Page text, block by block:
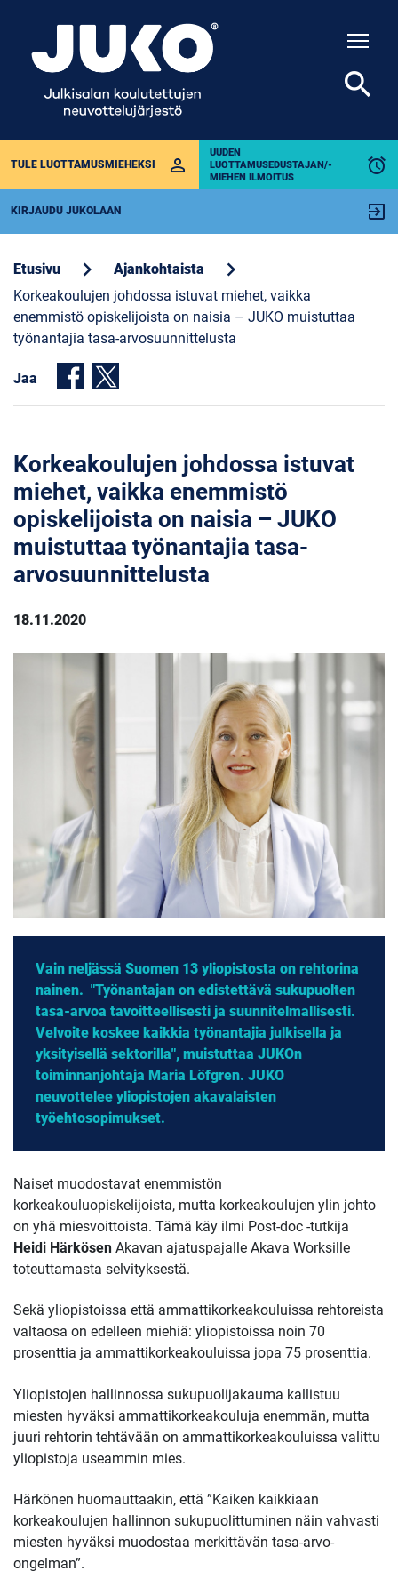
TULE LUOTTAMUSMIEHEKSI perm_identity
UUDEN
LUOTTAMUSEDUSTAJAN/-
MIEHEN ILMOITUS
alarm
KIRJAUDU JUKOLAAN exit_to_app
search
Etusivu chevron_right Ajankohtaista chevron_right
Korkeakoulujen johdossa istuvat miehet, vaikka
enemmistö opiskelijoista on naisia – JUKO muistuttaa
työnantajia tasa-arvosuunnittelusta
Jaa
Korkeakoulujen johdossa istuvat
miehet, vaikka enemmistö
opiskelijoista on naisia – JUKO
muistuttaa työnantajia tasa-
arvosuunnittelusta
18.11.2020
Vain neljässä Suomen 13 yliopistosta on rehtorina
nainen. "Työnantajan on edistettävä sukupuolten
tasa-arvoa tavoitteellisesti ja suunnitelmallisesti.
Velvoite koskee kaikkia työnantajia julkisella ja
yksityisellä sektorilla", muistuttaa JUKOn
toiminnanjohtaja Maria Löfgren. JUKO
neuvottelee yliopistojen akavalaisten
työehtosopimukset.
Naiset muodostavat enemmistön
korkeakouluopiskelijoista, mutta korkeakoulujen ylin johto
on yhä miesvoittoista. Tämä käy ilmi Post-doc -tutkija
Heidi Härkösen Akavan ajatuspajalle Akava Worksille
toteuttamasta selvityksestä.
Sekä yliopistoissa että ammattikorkeakouluissa rehtoreista
valtaosa on edelleen miehiä: yliopistoissa noin 70
prosenttia ja ammattikorkeakouluissa jopa 75 prosenttia.
Yliopistojen hallinnossa sukupuolijakauma kallistuu
miesten hyväksi ammattikorkeakouluja enemmän, mutta
juuri rehtorin tehtävään on ammattikorkeakouluissa valittu
yliopistoja useammin mies.
Härkönen huomauttaakin, että ”Kaiken kaikkiaan
korkeakoulujen hallinnon sukupuolittuminen näin vahvasti
miesten hyväksi muodostaa merkittävän tasa-arvo-
ongelman”.